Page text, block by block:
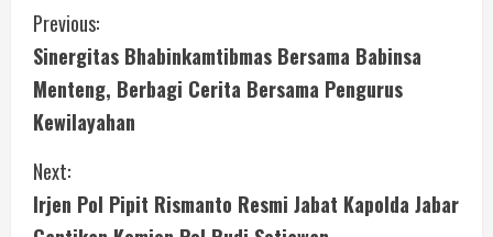
C
o
n
t
i
Previous:
Sinergitas Bhabinkamtibmas Bersama Babinsa
Menteng, Berbagi Cerita Bersama Pengurus
Kewilayahan
Next:
Irjen Pol Pipit Rismanto Resmi Jabat Kapolda Jabar